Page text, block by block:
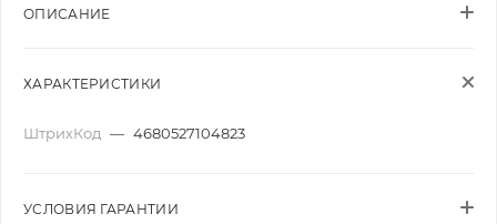
ОПИСАНИЕ
ХАРАКТЕРИСТИКИ
ШтрихКод — 4680527104823
УСЛОВИЯ ГАРАНТИИ